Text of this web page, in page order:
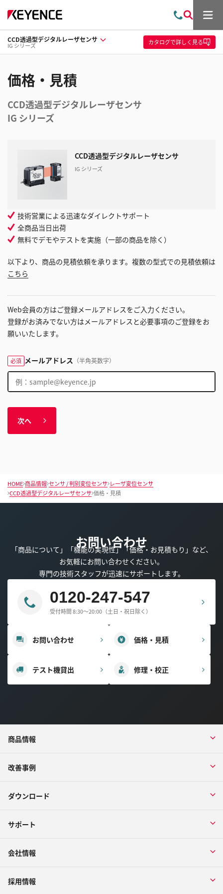
問
い
合
わ
索
メ
ュ
ー
CCD透過型デジタルレーザセンサ
IG シリーズ カタログで詳しく見る
価格・見積
CCD透過型デジタルレーザセンサ
IG シリーズ
CCD透過型デジタルレーザセンサ
IG シリーズ
技術営業による迅速なダイレクトサポート
全商品当日出荷
無料でデモやテストを実施（一部の商品を除く）
以下より、商品の見積依頼を承ります。複数の型式での見積依頼は
こちら
Web会員の方はご登録メールアドレスをご入力ください。
登録がお済みでない方はメールアドレスと必要事項のご登録をお
願いいたします。
必須 メールアドレス （半角英数字）
次へ
HOME 商品情報 センサ / 判別変位センサ レーザ変位センサ
CCD透過型デジタルレーザセンサ 価格・見積
お問い合わせ
「商品について」「機能の実現性」「価格・お見積もり」など、
お気軽にお問い合わせください。
専門の技術スタッフが迅速にサポートします。
0120-247-547
受付時間 8:30～20:00（土日・祝日除く）
お問い合わせ 価格・見積
テスト機貸出 修理・校正
商品情報
改善事例
ダウンロード
サポート
会社情報
採用情報